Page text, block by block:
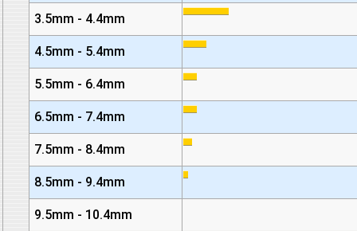
3.5mm - 4.4mm
4.5mm - 5.4mm
5.5mm - 6.4mm
6.5mm - 7.4mm
7.5mm - 8.4mm
8.5mm - 9.4mm
9.5mm - 10.4mm